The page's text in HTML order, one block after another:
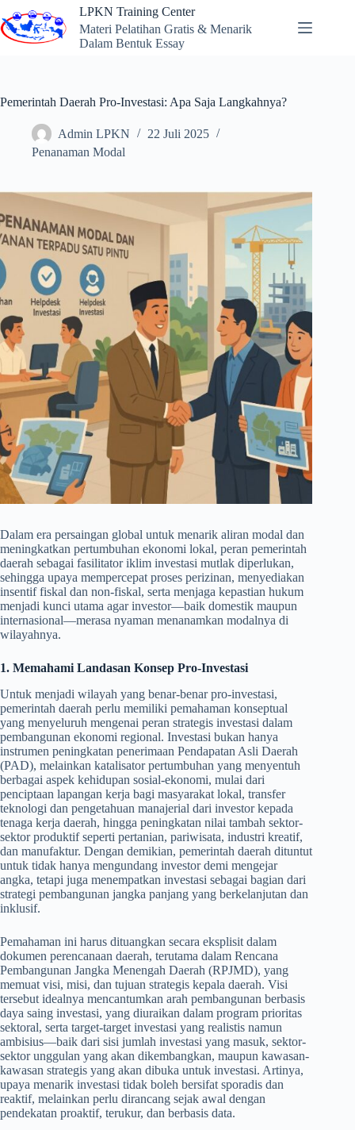
to
content
LPKN Training Center
Materi Pelatihan Gratis & Menarik
Dalam Bentuk Essay
Pemerintah Daerah Pro-Investasi: Apa Saja Langkahnya?
Admin LPKN
22 Juli 2025
Penanaman Modal
Dalam era persaingan global untuk menarik aliran modal dan
meningkatkan pertumbuhan ekonomi lokal, peran pemerintah
daerah sebagai fasilitator iklim investasi mutlak diperlukan,
sehingga upaya mempercepat proses perizinan, menyediakan
insentif fiskal dan non-fiskal, serta menjaga kepastian hukum
menjadi kunci utama agar investor—baik domestik maupun
internasional—merasa nyaman menanamkan modalnya di
wilayahnya.
1. Memahami Landasan Konsep Pro-Investasi
Untuk menjadi wilayah yang benar-benar pro-investasi,
pemerintah daerah perlu memiliki pemahaman konseptual
yang menyeluruh mengenai peran strategis investasi dalam
pembangunan ekonomi regional. Investasi bukan hanya
instrumen peningkatan penerimaan Pendapatan Asli Daerah
(PAD), melainkan katalisator pertumbuhan yang menyentuh
berbagai aspek kehidupan sosial-ekonomi, mulai dari
penciptaan lapangan kerja bagi masyarakat lokal, transfer
teknologi dan pengetahuan manajerial dari investor kepada
tenaga kerja daerah, hingga peningkatan nilai tambah sektor-
sektor produktif seperti pertanian, pariwisata, industri kreatif,
dan manufaktur. Dengan demikian, pemerintah daerah dituntut
untuk tidak hanya mengundang investor demi mengejar
angka, tetapi juga menempatkan investasi sebagai bagian dari
strategi pembangunan jangka panjang yang berkelanjutan dan
inklusif.
Pemahaman ini harus dituangkan secara eksplisit dalam
dokumen perencanaan daerah, terutama dalam Rencana
Pembangunan Jangka Menengah Daerah (RPJMD), yang
memuat visi, misi, dan tujuan strategis kepala daerah. Visi
tersebut idealnya mencantumkan arah pembangunan berbasis
daya saing investasi, yang diuraikan dalam program prioritas
sektoral, serta target-target investasi yang realistis namun
ambisius—baik dari sisi jumlah investasi yang masuk, sektor-
sektor unggulan yang akan dikembangkan, maupun kawasan-
kawasan strategis yang akan dibuka untuk investasi. Artinya,
upaya menarik investasi tidak boleh bersifat sporadis dan
reaktif, melainkan perlu dirancang sejak awal dengan
pendekatan proaktif, terukur, dan berbasis data.